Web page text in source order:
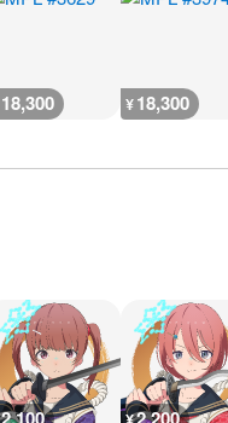
18,300 ¥18,300